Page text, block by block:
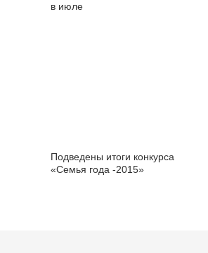
в июле
Подведены итоги конкурса
«Семья года -2015»